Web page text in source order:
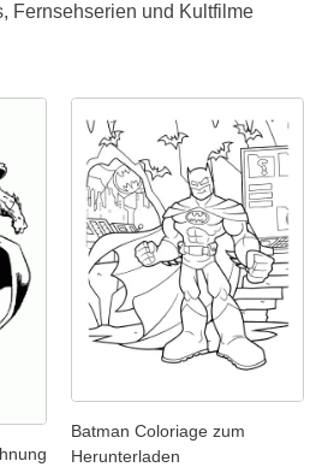
Fernsehserien und Kultfilme
Batman Coloriage zum
Herunterladen